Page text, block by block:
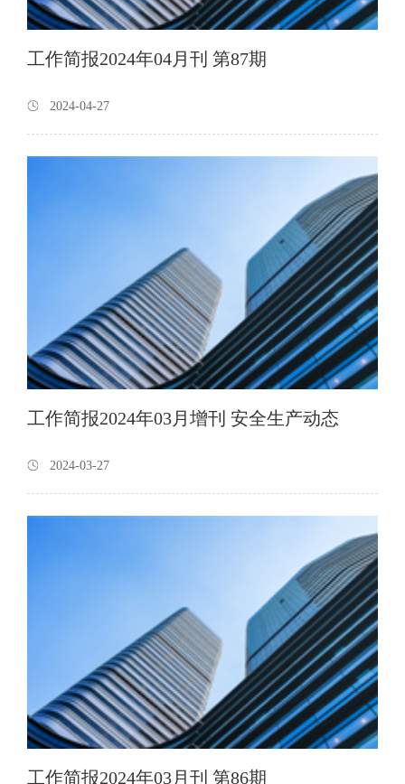
工作简报2024年04月刊 第87期
2024-04-27
工作简报2024年03月增刊 安全生产动态
2024-03-27
工作简报2024年03月刊 第86期